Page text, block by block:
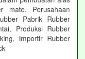
mate. Perusahaan
Pabrik Rubber
Produksi Rubber
Importir Rubber